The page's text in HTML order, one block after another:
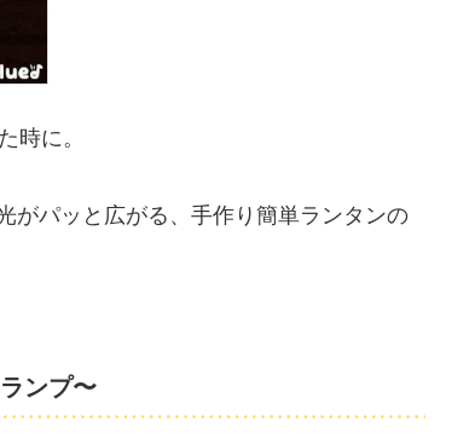
時に。
がパッと広がる、手作り簡単ランタンの
ンプ〜